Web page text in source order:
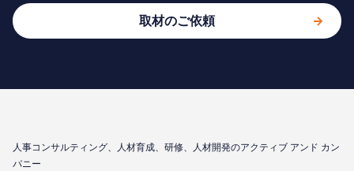
取材のご依頼
⼈事コンサルティング、⼈材育成、研修、⼈材開発のアクティブ アンド カン
パニー